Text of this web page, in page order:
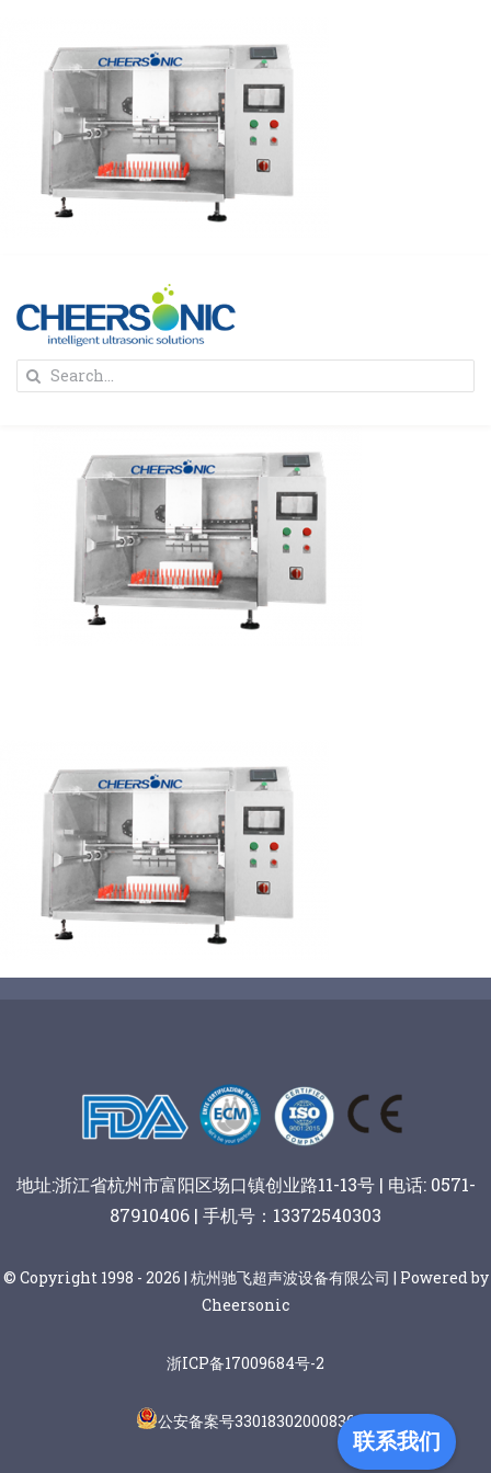
content
解决方案
蛋糕切割机
圆蛋糕切割机
蛋糕切片机
三角蛋糕切割机
奶酪切片
块状奶酪切片
条状奶酪切片
挤出奶酪切片
披萨切割机
三明治切割机
寿司切割机
面团
常温面团切割
冷冻面团切割
糕点/糖果
牛轧糖切割
宠物食品
超声波设备
公司新闻
人才招聘
联系我们
Search
地址:浙江省杭州市富阳区场口镇创业路11-13号 | 电话: 0571-
87910406 | 手机号：13372540303
© Copyright 1998 - 2026 | 杭州驰飞超声波设备有限公司 | Powered by
Cheersonic
浙ICP备17009684号-2
公安备案号33018302000836
联系我们